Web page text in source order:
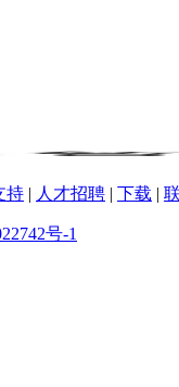
持 | 人才招聘 | 下载 |
号-1